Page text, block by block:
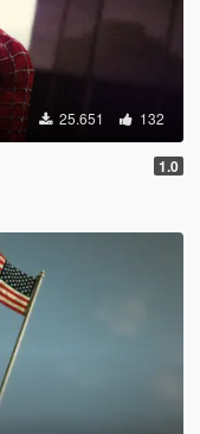
25.651 132
1.0